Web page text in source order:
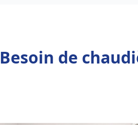
Besoin de